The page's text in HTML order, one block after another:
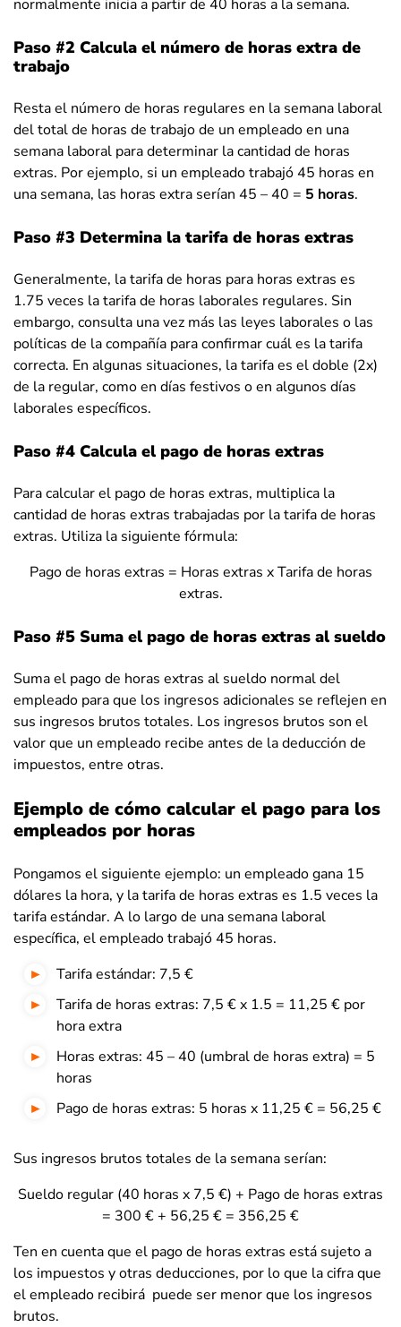
normalmente inicia a partir de 40 horas a la semana.
Paso #2 Calcula el número de horas extra de
trabajo
Resta el número de horas regulares en la semana laboral
del total de horas de trabajo de un empleado en una
semana laboral para determinar la cantidad de horas
extras. Por ejemplo, si un empleado trabajó 45 horas en
una semana, las horas extra serían 45 – 40 = 5 horas.
Paso #3 Determina la tarifa de horas extras
Generalmente, la tarifa de horas para horas extras es
1.75 veces la tarifa de horas laborales regulares. Sin
embargo, consulta una vez más las leyes laborales o las
políticas de la compañía para confirmar cuál es la tarifa
correcta. En algunas situaciones, la tarifa es el doble (2x)
de la regular, como en días festivos o en algunos días
laborales específicos.
Paso #4 Calcula el pago de horas extras
Para calcular el pago de horas extras, multiplica la
cantidad de horas extras trabajadas por la tarifa de horas
extras. Utiliza la siguiente fórmula:
Pago de horas extras = Horas extras x Tarifa de horas
extras.
Paso #5 Suma el pago de horas extras al sueldo
Suma el pago de horas extras al sueldo normal del
empleado para que los ingresos adicionales se reflejen en
sus ingresos brutos totales. Los ingresos brutos son el
valor que un empleado recibe antes de la deducción de
impuestos, entre otras.
Ejemplo de cómo calcular el pago para los
empleados por horas
Pongamos el siguiente ejemplo: un empleado gana 15
dólares la hora, y la tarifa de horas extras es 1.5 veces la
tarifa estándar. A lo largo de una semana laboral
específica, el empleado trabajó 45 horas.
Tarifa estándar: 7,5 €
Tarifa de horas extras: 7,5 € x 1.5 = 11,25 € por
hora extra
Horas extras: 45 – 40 (umbral de horas extra) = 5
horas
Pago de horas extras: 5 horas x 11,25 € = 56,25 €
Sus ingresos brutos totales de la semana serían:
Sueldo regular (40 horas x 7,5 €) + Pago de horas extras
= 300 € + 56,25 € = 356,25 €
Ten en cuenta que el pago de horas extras está sujeto a
los impuestos y otras deducciones, por lo que la cifra que
el empleado recibirá puede ser menor que los ingresos
brutos.